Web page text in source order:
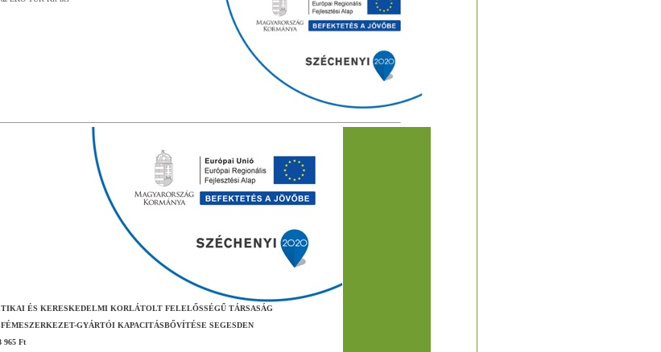
ÉS KERESKEDELMI KORLÁTOLT FELELŐSSÉGŰ TÁRSASÁG
GYÁRTÓI KAPACITÁSBŐVÍTÉSE SEGESDEN
965 Ft